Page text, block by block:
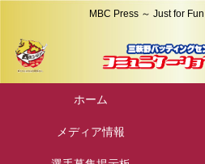
MBC Press ～ Just for
ホーム
メディア情報